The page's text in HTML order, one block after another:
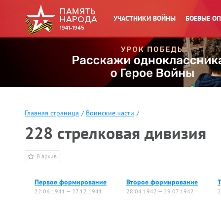
УЧАСТНИКИ ВОЙНЫ БОЕВЫЕ
Главная страница / Воинские части /
228 стрелковая дивизия
В архив
Первое формирование
22.06.1941 — 27.12.1941
Второе формирование
28.04.1942 — 29.07.1942